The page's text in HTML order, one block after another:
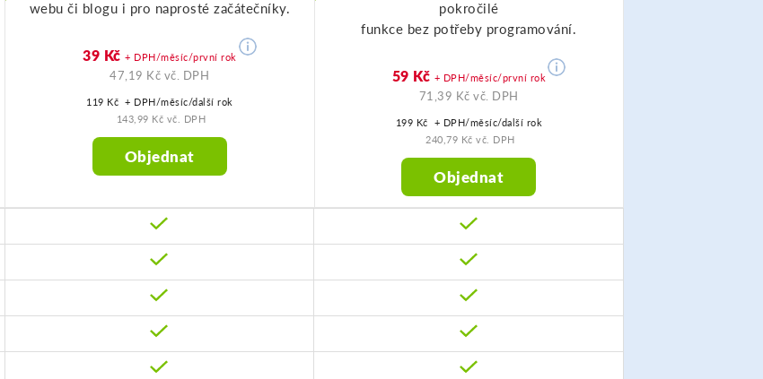
webu či blogu i pro naprosté začátečníky.
39 Kč + DPH/měsíc/první rok
47,19 Kč vč. DPH
119 Kč + DPH/měsíc/další rok
143,99 Kč vč. DPH
Objednat
pokročilé
funkce bez potřeby programování.
59 Kč + DPH/měsíc/první rok
71,39 Kč vč. DPH
199 Kč + DPH/měsíc/další rok
240,79 Kč vč. DPH
Objednat